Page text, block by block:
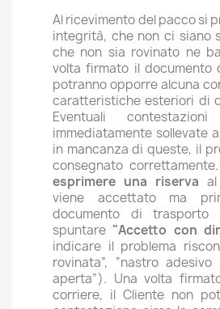
Al ricevimento del pacco si
integrità, che non ci siano
che non sia rovinato ne
volta firmato il documento
potranno opporre alcuna
caratteristiche esteriori di
Eventuali
immediatamente sollevate
in mancanza di queste, il
consegnato
esprimere una riserva
viene accettato ma
documento di trasporto
spuntare "Accetto con
indicare il problema
rovinata”, “nastro adesivo
aperta”). Una volta
corriere, il Cliente non